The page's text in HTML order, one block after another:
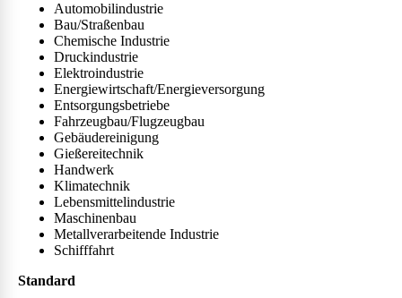
Automobilindustrie
Bau/Straßenbau
Chemische Industrie
Druckindustrie
Elektroindustrie
Energiewirtschaft/Energieversorgung
Entsorgungsbetriebe
Fahrzeugbau/Flugzeugbau
Gebäudereinigung
Gießereitechnik
Handwerk
Klimatechnik
Lebensmittelindustrie
Maschinenbau
Metallverarbeitende Industrie
Schifffahrt
Standard